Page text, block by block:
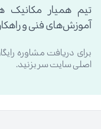
تیم همیار مکانیک
آموزش‌های فنی و
برای دریافت مشاوره
اصلی سایت سر بزنید.